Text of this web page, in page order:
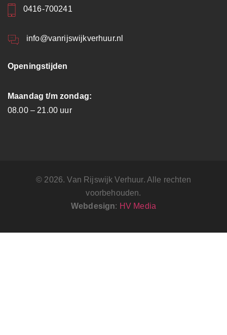
0416-700241
info@vanrijswijkverhuur.nl
Openingstijden
Maandag t/m zondag:
08.00 – 21.00 uur
© 2026. Van Rijswijk Verhuur. Alle rechten
voorbehouden.
Webdesign: HV Media